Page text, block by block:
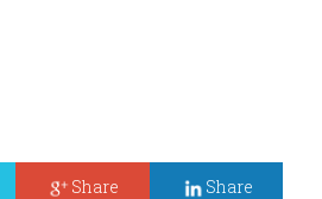
Share Share